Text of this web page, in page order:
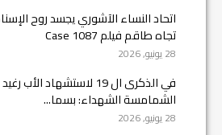
اتحاد النساء الآشوري يجسد روح
تجاه طاقم فيلم Case 1087
28 يونيو, 2026
في الذكرى ال 19 لاستشهاد
الشمامسة الشهداء: بسما...
28 يونيو, 2026